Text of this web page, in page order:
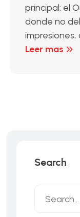
principal: el
donde no
impresiones,
Leer mas
Search